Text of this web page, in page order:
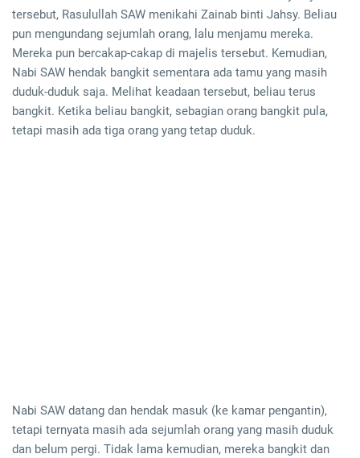
tersebut, Rasulullah SAW menikahi Zainab binti Jahsy. Beliau
pun mengundang sejumlah orang, lalu menjamu mereka.
Mereka pun bercakap-cakap di majelis tersebut. Kemudian,
Nabi SAW hendak bangkit sementara ada tamu yang masih
duduk-duduk saja. Melihat keadaan tersebut, beliau terus
bangkit. Ketika beliau bangkit, sebagian orang bangkit pula,
tetapi masih ada tiga orang yang tetap duduk.
Nabi SAW datang dan hendak masuk (ke kamar pengantin),
tetapi ternyata masih ada sejumlah orang yang masih duduk
dan belum pergi. Tidak lama kemudian, mereka bangkit dan